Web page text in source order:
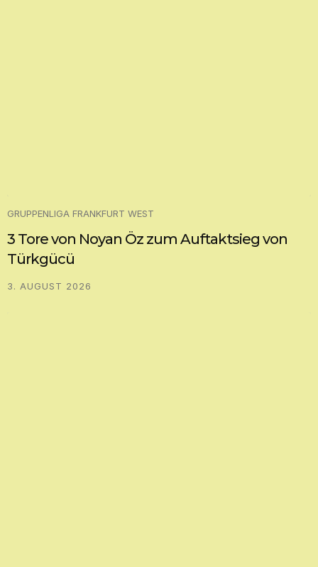
GRUPPENLIGA FRANKFURT WEST
3 Tore von Noyan Öz zum Auftaktsieg von
Türkgücü
3. AUGUST 2026